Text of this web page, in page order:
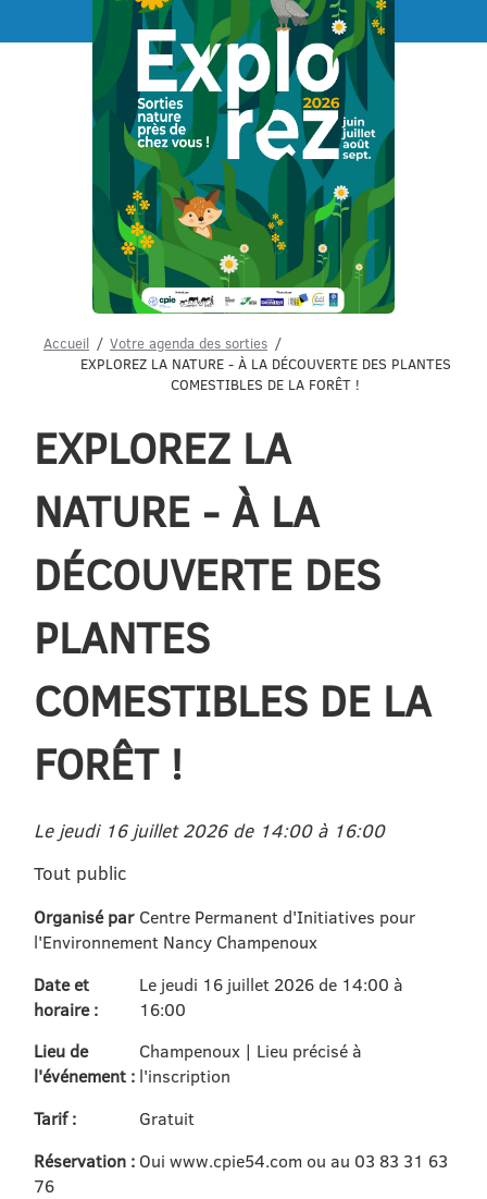
Menu
Accueil
Votre agenda des sorties
EXPLOREZ LA NATURE - À LA DÉCOUVERTE DES PLANTES
COMESTIBLES DE LA FORÊT !
EXPLOREZ LA
NATURE - À LA
DÉCOUVERTE DES
PLANTES
COMESTIBLES DE LA
FORÊT !
Le jeudi 16 juillet 2026 de 14:00 à 16:00
Tout public
Organisé par Centre Permanent d'Initiatives pour
l'Environnement Nancy Champenoux
Date et
horaire :
Le jeudi 16 juillet 2026 de 14:00 à
16:00
Lieu de
l'événement :
Champenoux | Lieu précisé à
l'inscription
Tarif :
Gratuit
Réservation : Oui www.cpie54.com ou au 03 83 31 63
76